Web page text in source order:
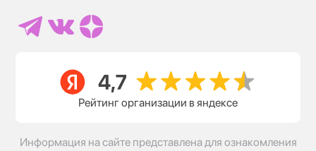
Рейтинг организации в яндексе
Информация на сайте представлена для ознакомления